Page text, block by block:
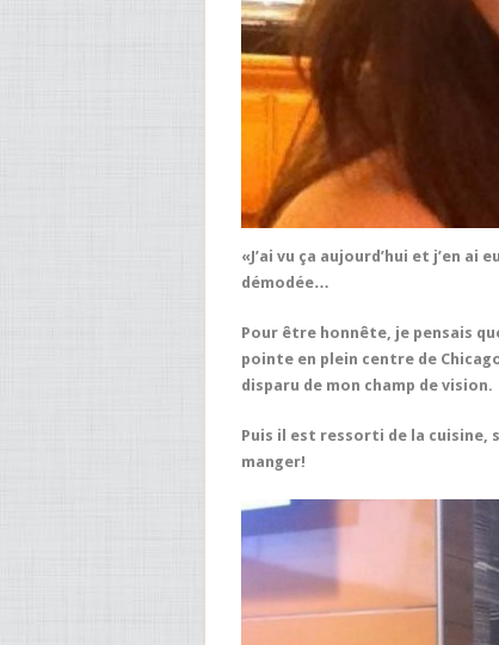
«J’ai vu ça aujourd’hui et j’en ai
démodée…
Pour être honnête, je pensais
pointe en plein centre de
disparu de mon champ de vision.
Puis il est ressorti de la cuisine,
manger!